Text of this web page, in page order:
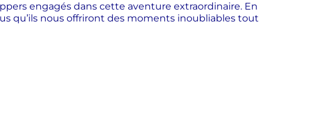
engagés dans cette aventure extraordinaire. En
qu’ils nous offriront des moments inoubliables tout